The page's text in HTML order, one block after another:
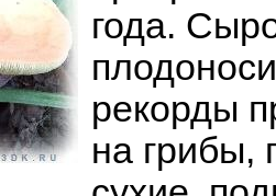
года.
рекорды
на грибы,